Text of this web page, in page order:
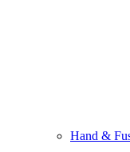
Hand &